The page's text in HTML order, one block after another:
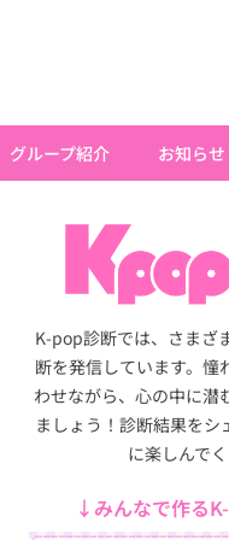
グループ紹介 お知らせ
K-pop診断では、さまざ
断を発信しています。憧
わせながら、心の中に潜
ましょう！診断結果をシ
に楽しんでく
↓みんなで作る